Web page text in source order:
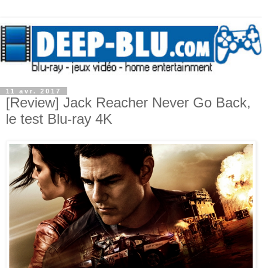
11 avr. 2017
[Review] Jack Reacher Never Go Back,
le test Blu-ray 4K